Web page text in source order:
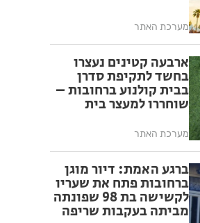
מערכת האתר
ארבעה קטינים נעצרו
בחשד לתקיפת סדרן
בבית קולנוע ברחובות –
שוחררו למעצר בית
מערכת האתר
ברגע האמת: דיור מוגן
ברחובות פתח את שעריו
לקשישה בת 98 שפונתה
מביתה בעקבות שריפה